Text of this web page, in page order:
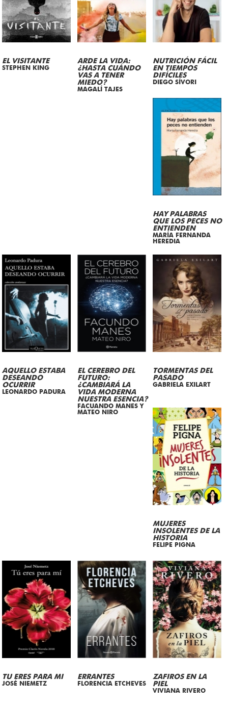
EL VISITANTE
STEPHEN KING
ARDE LA VIDA:
¿HASTA CUÁNDO
VAS A TENER
MIEDO?
MAGALÍ TAJES
NUTRICIÓN FÁCIL
EN TIEMPOS
DIFÍCILES
DIEGO SÍVORI
HAY PALABRAS
QUE LOS PECES NO
ENTIENDEN
MARÍA FERNANDA
HEREDIA
AQUELLO ESTABA
DESEANDO
OCURRIR
LEONARDO PADURA
EL CEREBRO DEL
FUTURO:
¿CAMBIARÁ LA
VIDA MODERNA
NUESTRA ESENCIA?
FACUANDO MANES Y
MATEO NIRO
TORMENTAS DEL
PASADO
GABRIELA EXILART
MUJERES
INSOLENTES DE LA
HISTORIA
FELIPE PIGNA
TU ERES PARA MI
JOSÉ NIEMETZ
ERRANTES
FLORENCIA ETCHEVES
ZAFIROS EN LA
PIEL
VIVIANA RIVERO